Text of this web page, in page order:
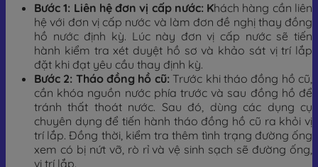
Bước 1: Liên hệ đơn vị cấp nước: Khách hàng cần liên
hệ với đơn vị cấp nước và làm đơn đề nghị thay đồng
hồ nước định kỳ. Lúc này đơn vị cấp nước sẽ tiến
hành kiểm tra xét duyệt hồ sơ và khảo sát vị trí lắp
đặt khi đạt yêu cầu thay định kỳ.
Bước 2: Tháo đồng hồ cũ:Trước khi tháo đồng hồ cũ,
cần khóa nguồn nước phía trước và sau đồng hồ để
tránh thất thoát nước. Sau đó, dùng các dụng cụ
chuyên dụng để tiến hành tháo đồng hồ cũ ra khỏi vị
trí lắp. Đồng thời, kiểm tra thêm tình trạng đường ống
xem có bị nứt vỡ, rò rỉ và vệ sinh sạch sẽ đường ống,
vị trí lắp.